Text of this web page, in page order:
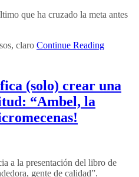
que ha cruzado la meta antes
claro Continue Reading
(solo) crear una
“Ambel, la
a la presentación del libro de
gente de calidad”.